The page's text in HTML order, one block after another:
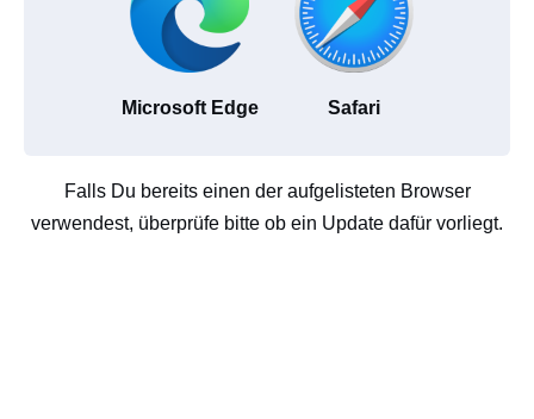
Microsoft Edge Safari
Falls Du bereits einen der aufgelisteten Browser
verwendest, überprüfe bitte ob ein Update dafür vorliegt.